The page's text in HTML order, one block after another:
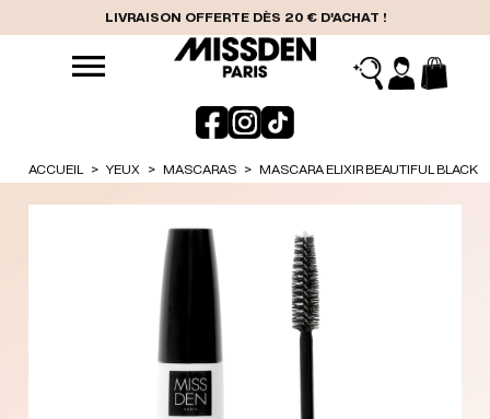
LIVRAISON OFFERTE DÈS 20 € D'ACHAT !
ACCUEIL YEUX MASCARAS MASCARA ELIXIR BEAUTIFUL BLACK